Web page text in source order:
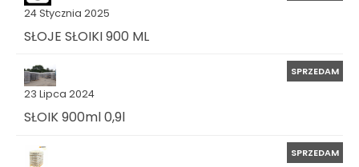
24 Stycznia 2025
SŁOJE SŁOIKI 900 ML
23 Lipca 2024
SPRZEDAM
SŁOIK 900ml 0,9l
SPRZEDAM